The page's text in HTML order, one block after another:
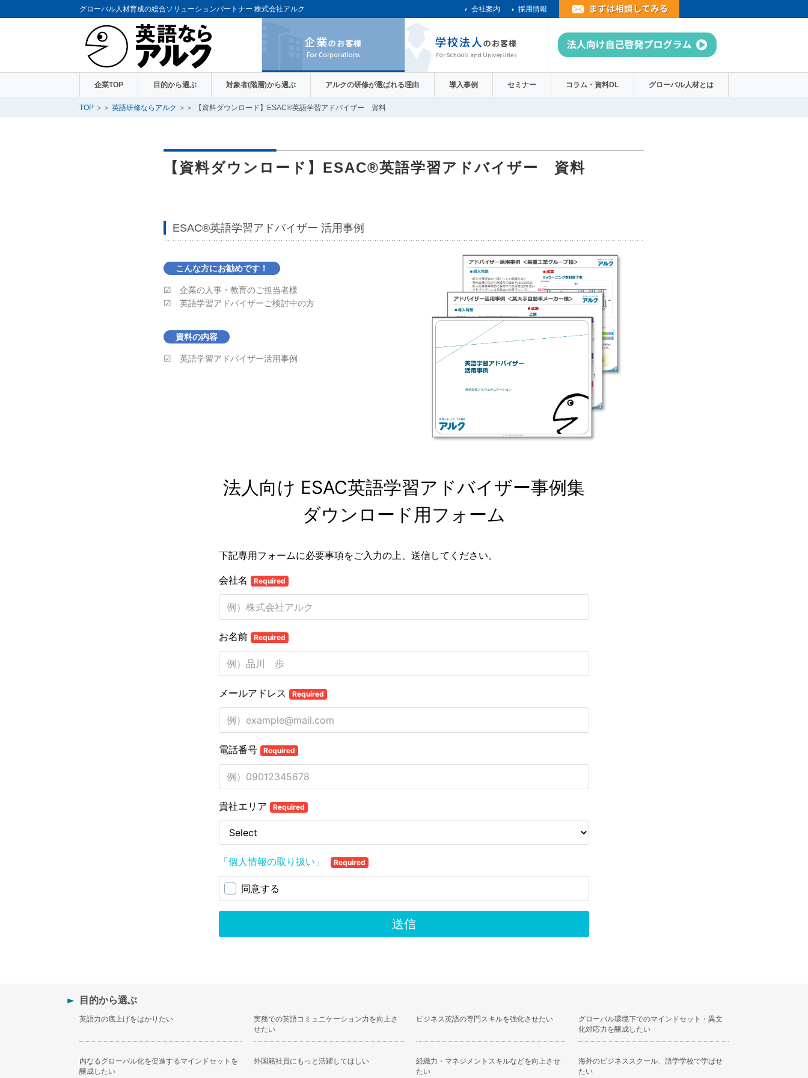
グローバル人材育成の総合ソリューションパートナー 株式会社アルク 採用情報
会社案内
企業TOP 目的から選ぶ 対象者(階層)から選ぶ アルクの研修が選ばれる理由 導入事例 セミナー コラム・資料DL グローバル人材とは
TOP ＞＞ 英語研修ならアルク ＞＞ 【資料ダウンロード】ESAC®英語学習アドバイザー 資料
【資料ダウンロード】ESAC®英語学習アドバイザー 資料
ESAC®英語学習アドバイザー 活用事例
こんな方にお勧めです！
☑ 企業の人事・教育のご担当者様
☑ 英語学習アドバイザーご検討中の方
資料の内容
☑ 英語学習アドバイザー活用事例
目的から選ぶ
英語力の底上げをはかりたい
実務での英語コミュニケーション力を向上さ
せたい
ビジネス英語の専門スキルを強化させたい
グローバル環境下でのマインドセット・異文
化対応力を醸成したい
内なるグローバル化を促進するマインドセットを
醸成したい
外国籍社員にもっと活躍してほしい
組織力・マネジメントスキルなどを向上させ
たい
海外のビジネススクール、語学学校で学ばせ
たい